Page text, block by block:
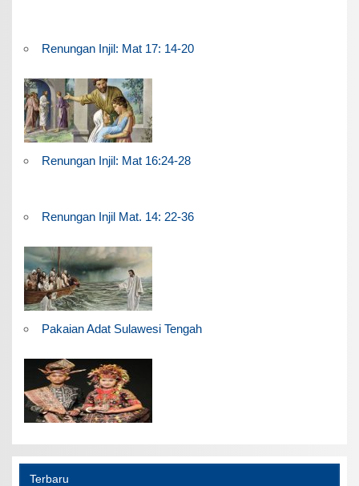
Renungan Injil: Mat 17: 14-20
Renungan Injil: Mat 16:24-28
Renungan Injil Mat. 14: 22-36
Pakaian Adat Sulawesi Tengah
Terbaru